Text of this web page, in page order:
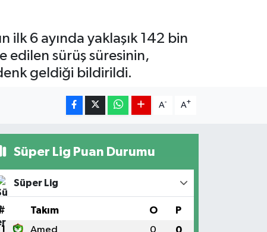
ilk 6 ayında yaklaşık 142 bin
edilen sürüş süresinin,
geldiği bildirildi.
A- A+
Süper Lig Puan Durumu
Süper Lig
Takım O P
1